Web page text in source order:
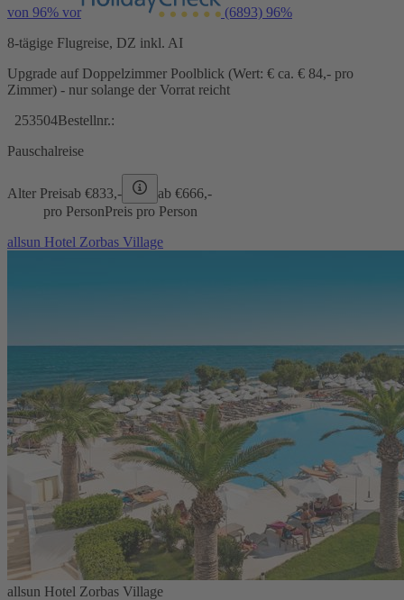
von 96% vor (6893) 96%
8-tägige Flugreise, DZ inkl. AI
Upgrade auf Doppelzimmer Poolblick (Wert: € ca. € 84,- pro
Zimmer) - nur solange der Vorrat reicht
253504Bestellnr.:
Pauschalreise
Alter Preisab €833,- ab €666,-
pro PersonPreis pro Person
allsun Hotel Zorbas Village
allsun Hotel Zorbas Village